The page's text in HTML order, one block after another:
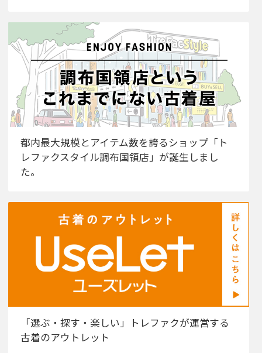
都内最大規模とアイテム数を誇るショップ「ト
レファクスタイル調布国領店」が誕生しまし
た。
「選ぶ・探す・楽しい」トレファクが運営する
古着のアウトレット